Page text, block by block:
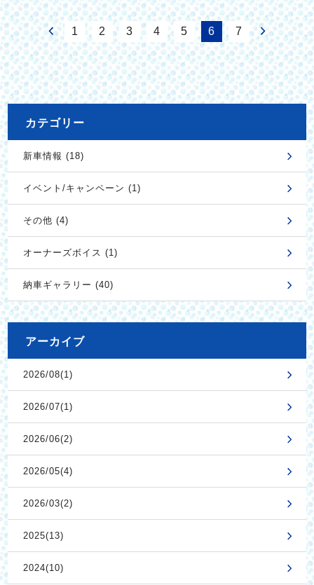
1 2 3 4 5 6 7
カテゴリー
新車情報 (18)
イベント/キャンペーン (1)
その他 (4)
オーナーズボイス (1)
納車ギャラリー (40)
アーカイブ
2026/08(1)
2026/07(1)
2026/06(2)
2026/05(4)
2026/03(2)
2025(13)
2024(10)